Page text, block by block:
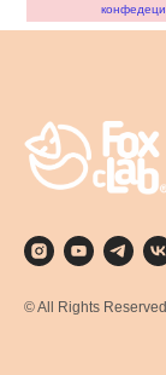
© All Rights